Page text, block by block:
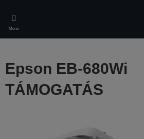
main
content
Menü
Epson EB-680Wi
TÁMOGATÁS